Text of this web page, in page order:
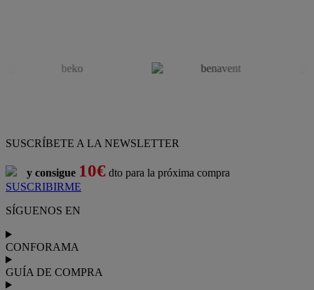
SUSCRÍBETE A LA NEWSLETTER
y consigue 10€ dto para la próxima compra
SUSCRIBIRME
SÍGUENOS EN
CONFORAMA
GUÍA DE COMPRA